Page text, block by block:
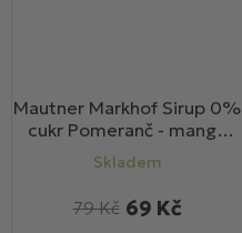
Mautner Markhof Sirup 0%
cukr Pomeranč - mango
700ml
Skladem
69 Kč
79 Kč